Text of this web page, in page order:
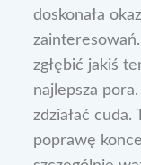
doskonała
zgłębić jakiś
najlepsza
zdziałać cuda.
poprawę